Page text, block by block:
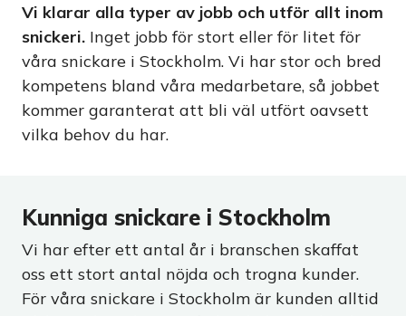
Vi klarar alla typer av jobb och utför allt inom
snickeri. Inget jobb för stort eller för litet för
våra snickare i Stockholm. Vi har stor och bred
kompetens bland våra medarbetare, så jobbet
kommer garanterat att bli väl utfört oavsett
vilka behov du har.
Kunniga snickare i Stockholm
Vi har efter ett antal år i branschen skaffat
oss ett stort antal nöjda och trogna kunder.
För våra snickare i Stockholm är kunden alltid